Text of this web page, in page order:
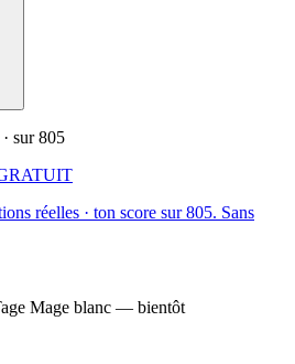
sur 805
réelles · ton score sur 805. Sans
Mage blanc — bientôt